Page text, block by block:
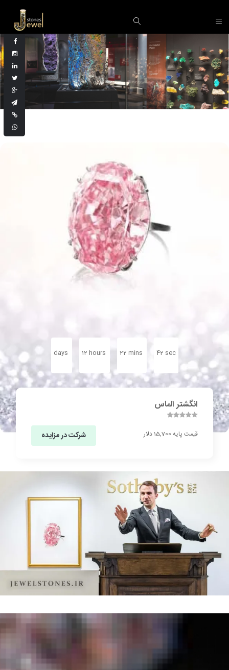
days 12 hours 22 mins 42 sec
انگشتر الماس
قیمت پایه 15,700 دلار شرکت در مزایده